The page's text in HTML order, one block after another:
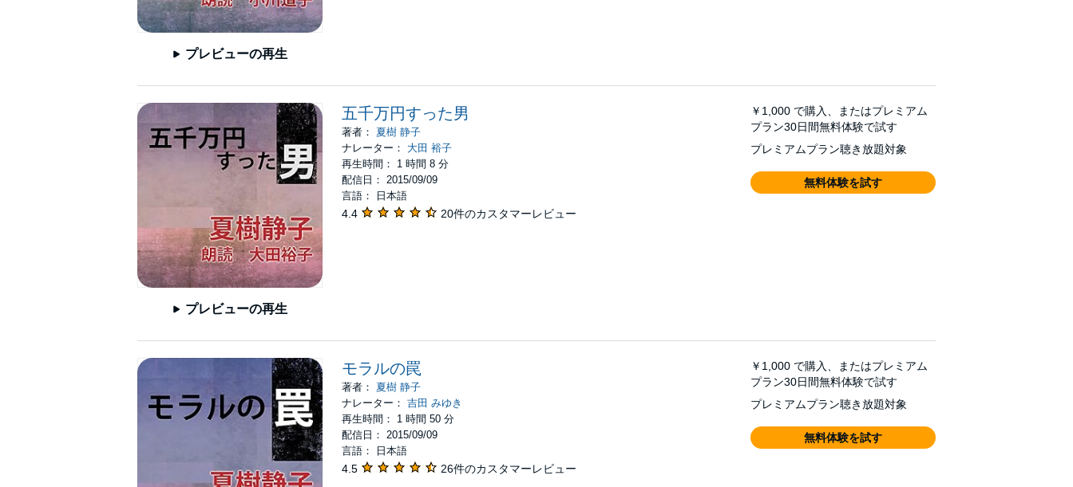
プレビューの再生
プレビューの再生
五千万円すった男
著者： 夏樹 静子
ナレーター： 大田 裕子
再生時間： 1 時間 8 分
配信日： 2015/09/09
言語： 日本語
4.4 20件のカスタマーレビュー
￥1,000 で購入、またはプレミアム
プラン30日間無料体験で試す
プレミアムプラン聴き放題対象
無料体験を試す
モラルの罠
著者： 夏樹 静子
ナレーター： 吉田 みゆき
再生時間： 1 時間 50 分
配信日： 2015/09/09
言語： 日本語
4.5 26件のカスタマーレビュー
￥1,000 で購入、またはプレミアム
プラン30日間無料体験で試す
プレミアムプラン聴き放題対象
無料体験を試す